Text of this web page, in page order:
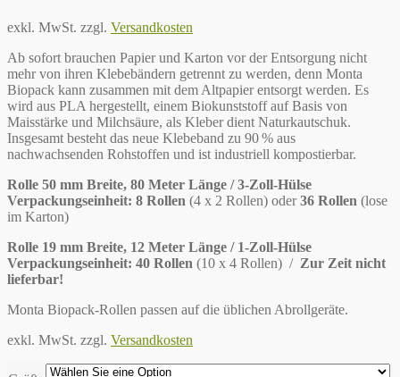
exkl. MwSt. zzgl. Versandkosten
Ab sofort brauchen Papier und Karton vor der Entsorgung nicht
mehr von ihren Klebebändern getrennt zu werden, denn Monta
Biopack kann zusammen mit dem Altpapier entsorgt werden. Es
wird aus PLA hergestellt, einem Biokunststoff auf Basis von
Maisstärke und Milchsäure, als Kleber dient Naturkautschuk.
Insgesamt besteht das neue Klebeband zu 90 % aus
nachwachsenden Rohstoffen und ist industriell kompostierbar.
Rolle 50 mm Breite, 80 Meter Länge / 3-Zoll-Hülse
Verpackungseinheit: 8 Rollen (4 x 2 Rollen) oder36 Rollen (lose
im Karton)
Rolle 19 mm Breite, 12 Meter Länge / 1-Zoll-Hülse
Verpackungseinheit: 40 Rollen (10 x 4 Rollen) / Zur Zeit nicht
lieferbar!
Monta Biopack-Rollen passen auf die üblichen Abrollgeräte.
exkl. MwSt. zzgl. Versandkosten